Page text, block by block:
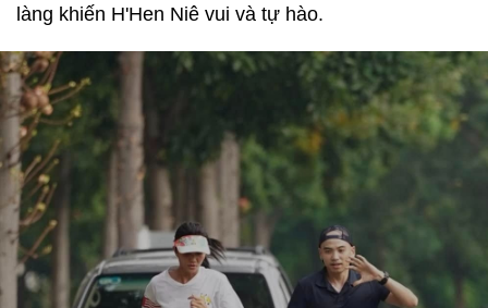
làng khiến H'Hen Niê vui và tự hào.